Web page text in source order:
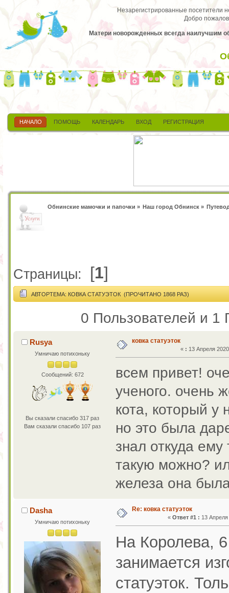
Незарегистрированные посетители
Добро
Матери новорожденных всегда наилучшим
НАЧАЛО ПОМОЩЬ КАЛЕНДАРЬ ВХОД РЕГИСТРАЦИЯ
Обнинские мамочки и папочки » Наш город Обнинск»
Страницы: [1]
АВТОРТЕМА: КОВКА СТАТУЭТОК (ПРОЧИТАНО 1868 РАЗ)
0 Пользователей и 1
Rusya
Умничаю потихоньку
Сообщений: 672
Вы сказали спасибо 317 раз
Вам сказали спасибо 107 раз
ковка статуэток
« : 13 Апреля
всем привет!
ученого. очень
кота, который у
но это была
знал откуда
такую можно?
железа она
Dasha
Умничаю потихоньку
Re: ковка статуэток
«Ответ #1 : 13
На Королева, 6
занимается
статуэток.